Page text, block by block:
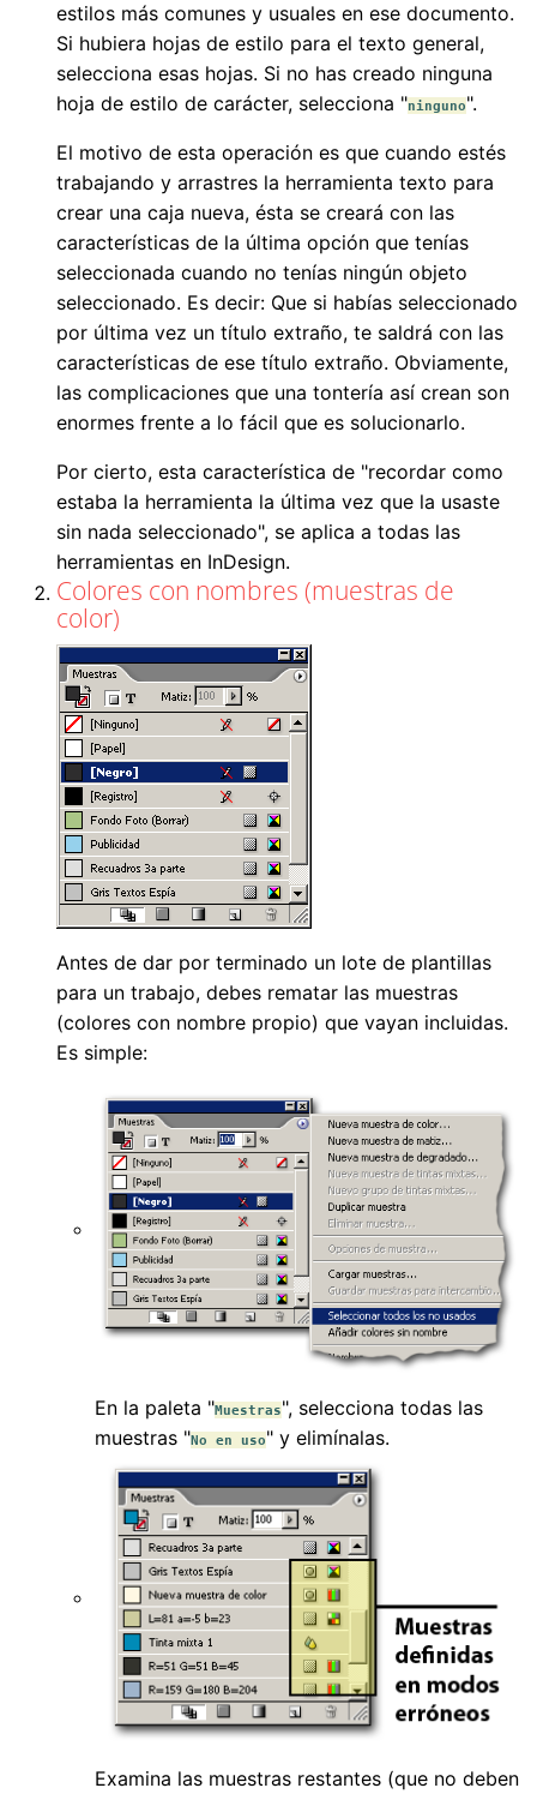
estilos más comunes y usuales en ese documento.
Si hubiera hojas de estilo para el texto general,
selecciona esas hojas. Si no has creado ninguna
hoja de estilo de carácter, selecciona "ninguno".
El motivo de esta operación es que cuando estés
trabajando y arrastres la herramienta texto para
crear una caja nueva, ésta se creará con las
características de la última opción que tenías
seleccionada cuando no tenías ningún objeto
seleccionado. Es decir: Que si habías seleccionado
por última vez un título extraño, te saldrá con las
características de ese título extraño. Obviamente,
las complicaciones que una tontería así crean son
enormes frente a lo fácil que es solucionarlo.
Por cierto, esta característica de "recordar como
estaba la herramienta la última vez que la usaste
sin nada seleccionado", se aplica a todas las
herramientas en InDesign.
Colores con nombres (muestras de
color)
Antes de dar por terminado un lote de plantillas
para un trabajo, debes rematar las muestras
(colores con nombre propio) que vayan incluidas.
Es simple:
En la paleta "Muestras", selecciona todas las
muestras "No en uso" y elimínalas.
Examina las muestras restantes (que no deben